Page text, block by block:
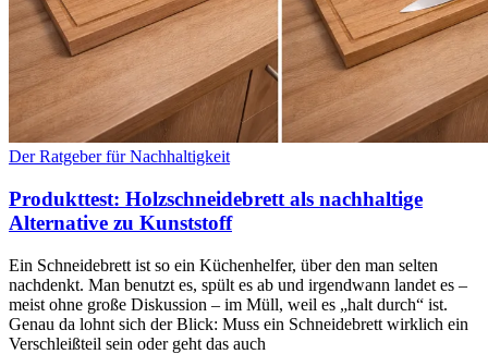
Der Ratgeber für Nachhaltigkeit
Produkttest: Holzschneidebrett als nachhaltige
Alternative zu Kunststoff
Ein Schneidebrett ist so ein Küchenhelfer, über den man selten
nachdenkt. Man benutzt es, spült es ab und irgendwann landet es –
meist ohne große Diskussion – im Müll, weil es „halt durch“ ist.
Genau da lohnt sich der Blick: Muss ein Schneidebrett wirklich ein
Verschleißteil sein oder geht das auch